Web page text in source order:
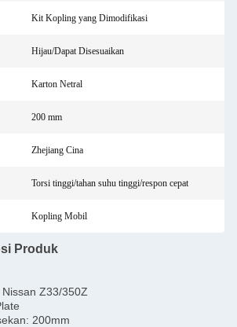
Kit Kopling yang Dimodifikasi
Hijau/Dapat Disesuaikan
Karton Netral
200 mm
Zhejiang Cina
Torsi tinggi/tahan suhu tinggi/respon cepat
Kopling Mobil
Produk
Z33/350Z
200mm